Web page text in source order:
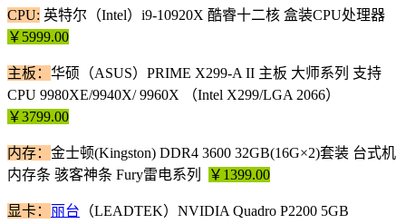
CPU: 英特尔（Intel）i9-10920X 酷睿十二核 盒装CPU处理器
￥ 5999.00
主板： 华硕（ASUS）PRIME X299-A II 主板 大师系列 支持
CPU 9980XE/9940X/ 9960X （Intel X299/LGA 2066）
￥3799.00
内存： 金士顿(Kingston) DDR4 3600 32GB(16G×2)套装 台式机
内存条 骇客神条 Fury雷电系列
￥1399.00
显卡： 丽台 （LEADTEK）NVIDIA Quadro P2200 5GB